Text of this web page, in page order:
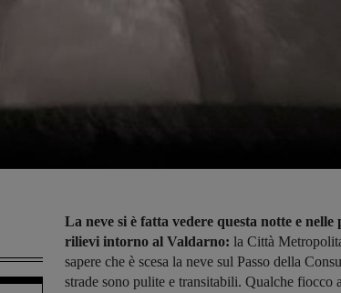
La neve si è fatta vedere questa notte e
rilievi intorno al Valdarno: la Città
sapere che è scesa la neve sul Passo della
strade sono pulite e transitabili. Qualche fiocco